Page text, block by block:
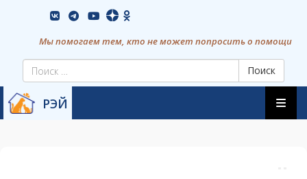
vkontakte youtube
Мы помогаем тем, кто не может попросить о помощи
Поиск
РЭЙ
content